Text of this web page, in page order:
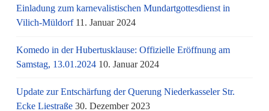
Einladung zum karnevalistischen Mundartgottesdienst in
Vilich-Müldorf 11. Januar 2024
Komedo in der Hubertusklause: Offizielle Eröffnung am
Samstag, 13.01.2024 10. Januar 2024
Update zur Entschärfung der Querung Niederkasseler Str.
Ecke Liestraße 30. Dezember 2023